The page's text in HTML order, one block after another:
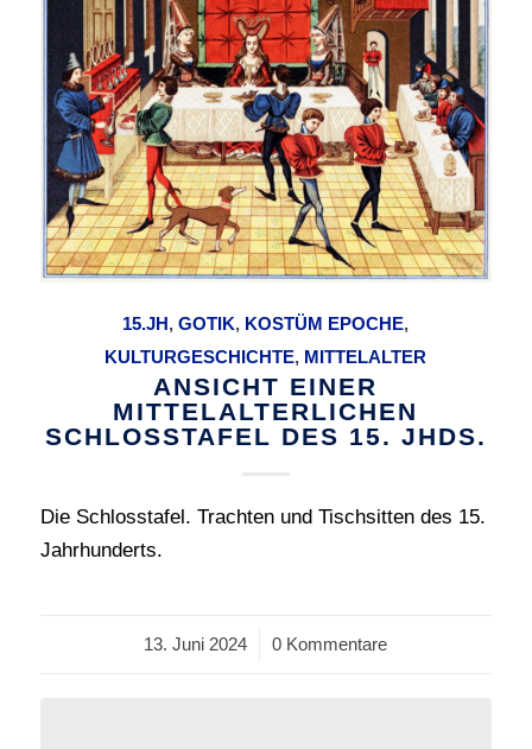
15.JH,GOTIK, KOSTÜM EPOCHE,
KULTURGESCHICHTE, MITTELALTER
ANSICHT EINER
MITTELALTERLICHEN
SCHLOSSTAFEL DES 15. JHDS.
Die Schlosstafel. Trachten und Tischsitten des 15.
Jahrhunderts.
13. Juni 2024
/ 0 Kommentare